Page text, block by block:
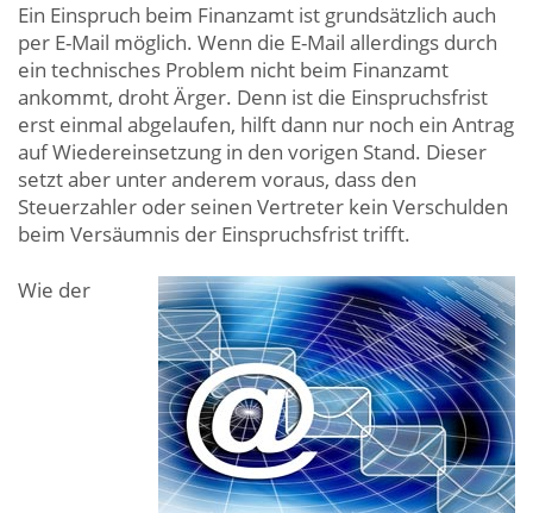
Ein Einspruch beim Finanzamt ist grundsätzlich auch
per E-Mail möglich. Wenn die E-Mail allerdings durch
ein technisches Problem nicht beim Finanzamt
ankommt, droht Ärger. Denn ist die Einspruchsfrist
erst einmal abgelaufen, hilft dann nur noch ein Antrag
auf Wiedereinsetzung in den vorigen Stand. Dieser
setzt aber unter anderem voraus, dass den
Steuerzahler oder seinen Vertreter kein Verschulden
beim Versäumnis der Einspruchsfrist trifft.
Wie der